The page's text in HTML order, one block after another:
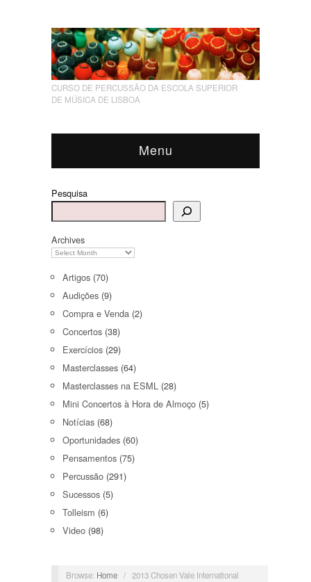
CURSO DE PERCUSSÃO DA ESCOLA SUPERIOR
DE MÚSICA DE LISBOA
Menu
Pesquisa
Archives
Artigos (70)
Audições (9)
Compra e Venda (2)
Concertos (38)
Exercícios (29)
Masterclasses (64)
Masterclasses na ESML (28)
Mini Concertos à Hora de Almoço (5)
Notícias (68)
Oportunidades (60)
Pensamentos (75)
Percussão (291)
Sucessos (5)
Tolleism (6)
Video (98)
Browse: Home /
2013 Chosen Vale International